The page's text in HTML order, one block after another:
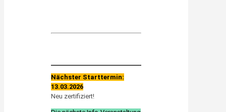
Nächster Starttermin:
13.03.2026
Neu zertifiziert!